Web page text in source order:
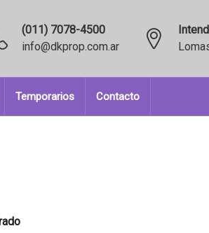
(011) 7078-4500
info@dkprop.com.ar
Temporarios Contacto